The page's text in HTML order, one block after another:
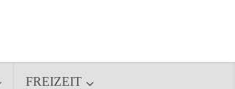
FREIZEIT